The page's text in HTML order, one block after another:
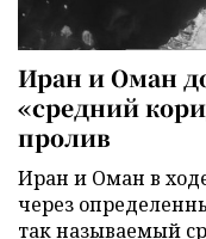
Иран и Оман
«средний
пролив
Иран и Оман в
через
так называемый